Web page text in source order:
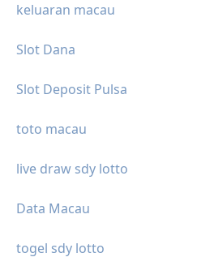
keluaran macau
Slot Dana
Slot Deposit Pulsa
toto macau
live draw sdy lotto
Data Macau
togel sdy lotto